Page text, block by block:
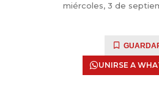
miércoles, 3 de
UNIRSE A